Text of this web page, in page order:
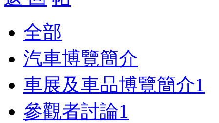
全部
汽車博覽簡介
車展及車品博覽簡介1
參觀者討論1